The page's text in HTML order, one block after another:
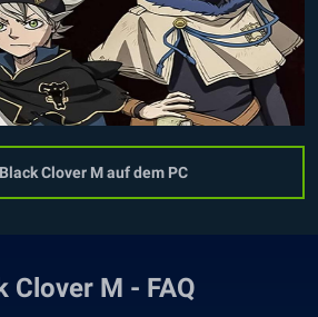
Clover M auf dem PC
Clover M - FAQ